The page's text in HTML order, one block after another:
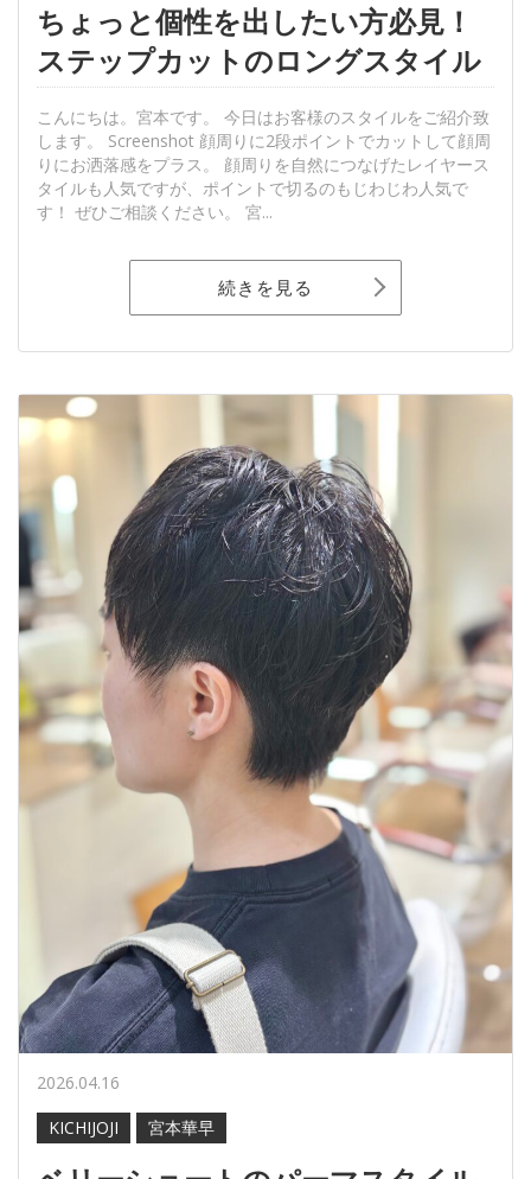
ちょっと個性を出したい方必見！
ステップカットのロングスタイル
こんにちは。宮本です。 今日はお客様のスタイルをご紹介致
します。 Screenshot 顔周りに2段ポイントでカットして顔周
りにお洒落感をプラス。 顔周りを自然につなげたレイヤース
タイルも人気ですが、ポイントで切るのもじわじわ人気で
す！ ぜひご相談ください。 宮...
続きを見る
2026.04.16
KICHIJOJI
宮本華早